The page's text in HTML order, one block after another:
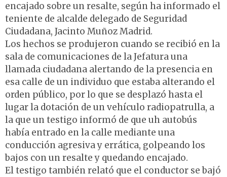
encajado sobre un resalte, según ha informado el
teniente de alcalde delegado de Seguridad
Ciudadana, Jacinto Muñoz Madrid.
Los hechos se produjeron cuando se recibió en la
sala de comunicaciones de la Jefatura una
llamada ciudadana alertando de la presencia en
esa calle de un individuo que estaba alterando el
orden público, por lo que se desplazó hasta el
lugar la dotación de un vehículo radiopatrulla, a
la que un testigo informó de que uh autobús
había entrado en la calle mediante una
conducción agresiva y errática, golpeando los
bajos con un resalte y quedando encajado.
El testigo también relató que el conductor se bajó